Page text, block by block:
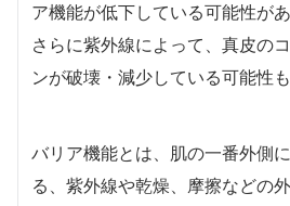
ア機能が低下している可能性があ
さらに紫外線によって、真皮の
ンが破壊・減少している可能性も
バリア機能とは、肌の一番外側
る、紫外線や乾燥、摩擦などの